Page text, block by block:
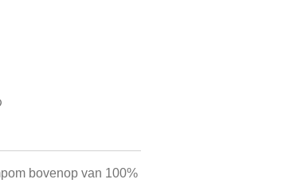
bovenop van 100%